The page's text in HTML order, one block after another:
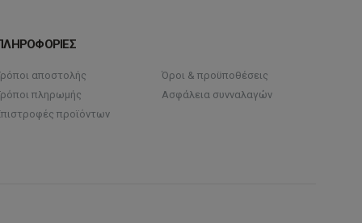
αποστολής
πληρωμής
προϊόντων
Όροι & προϋποθέσεις
Ασφάλεια συνναλαγών